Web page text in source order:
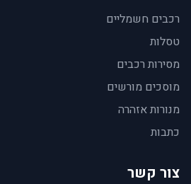
רכבים חשמליים
טסלות
מסירות רכבים
מוסכים מורשים
מנורות אזהרה
כתבות
צור קשר